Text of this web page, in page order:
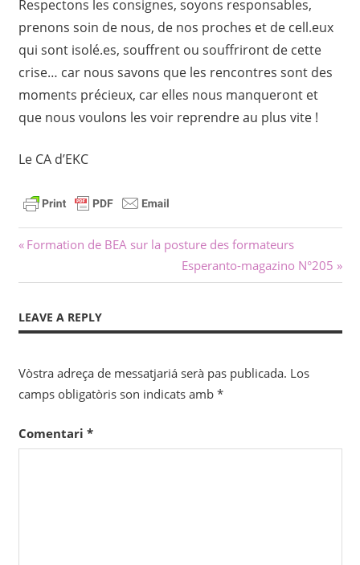
Respectons les consignes, soyons responsables,
prenons soin de nous, de nos proches et de cell.eux
qui sont isolé.es, souffrent ou souffriront de cette
crise… car nous savons que les rencontres sont des
moments précieux, car elles nous manqueront et
que nous voulons les voir reprendre au plus vite !
Le CA d’EKC
Navigacion
dels
articles
Previous
Formation de BEA sur la posture des formateurs
Next
Post:
Esperanto-magazino N°205
LEAVE A REPLY
Vòstra adreça de messatjariá serà pas publicada. Los
camps obligatòris son indicats amb *
Comentari *